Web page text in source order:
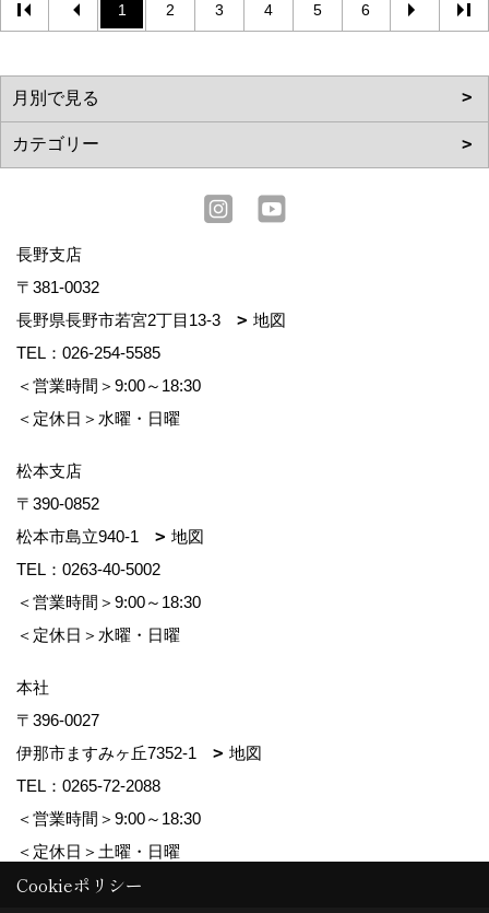
1 2 3 4 5 6
長野支店
〒381-0032
長野県長野市若宮2丁目13-3
地図
TEL： 026-254-5585
＜営業時間＞9:00～18:30
＜定休日＞水曜・日曜
松本支店
〒390-0852
松本市島立940-1
地図
TEL： 0263-40-5002
＜営業時間＞9:00～18:30
＜定休日＞水曜・日曜
本社
〒396-0027
伊那市ますみヶ丘7352-1
地図
TEL： 0265-72-2088
＜営業時間＞9:00～18:30
＜定休日＞土曜・日曜
Cookieポリシー